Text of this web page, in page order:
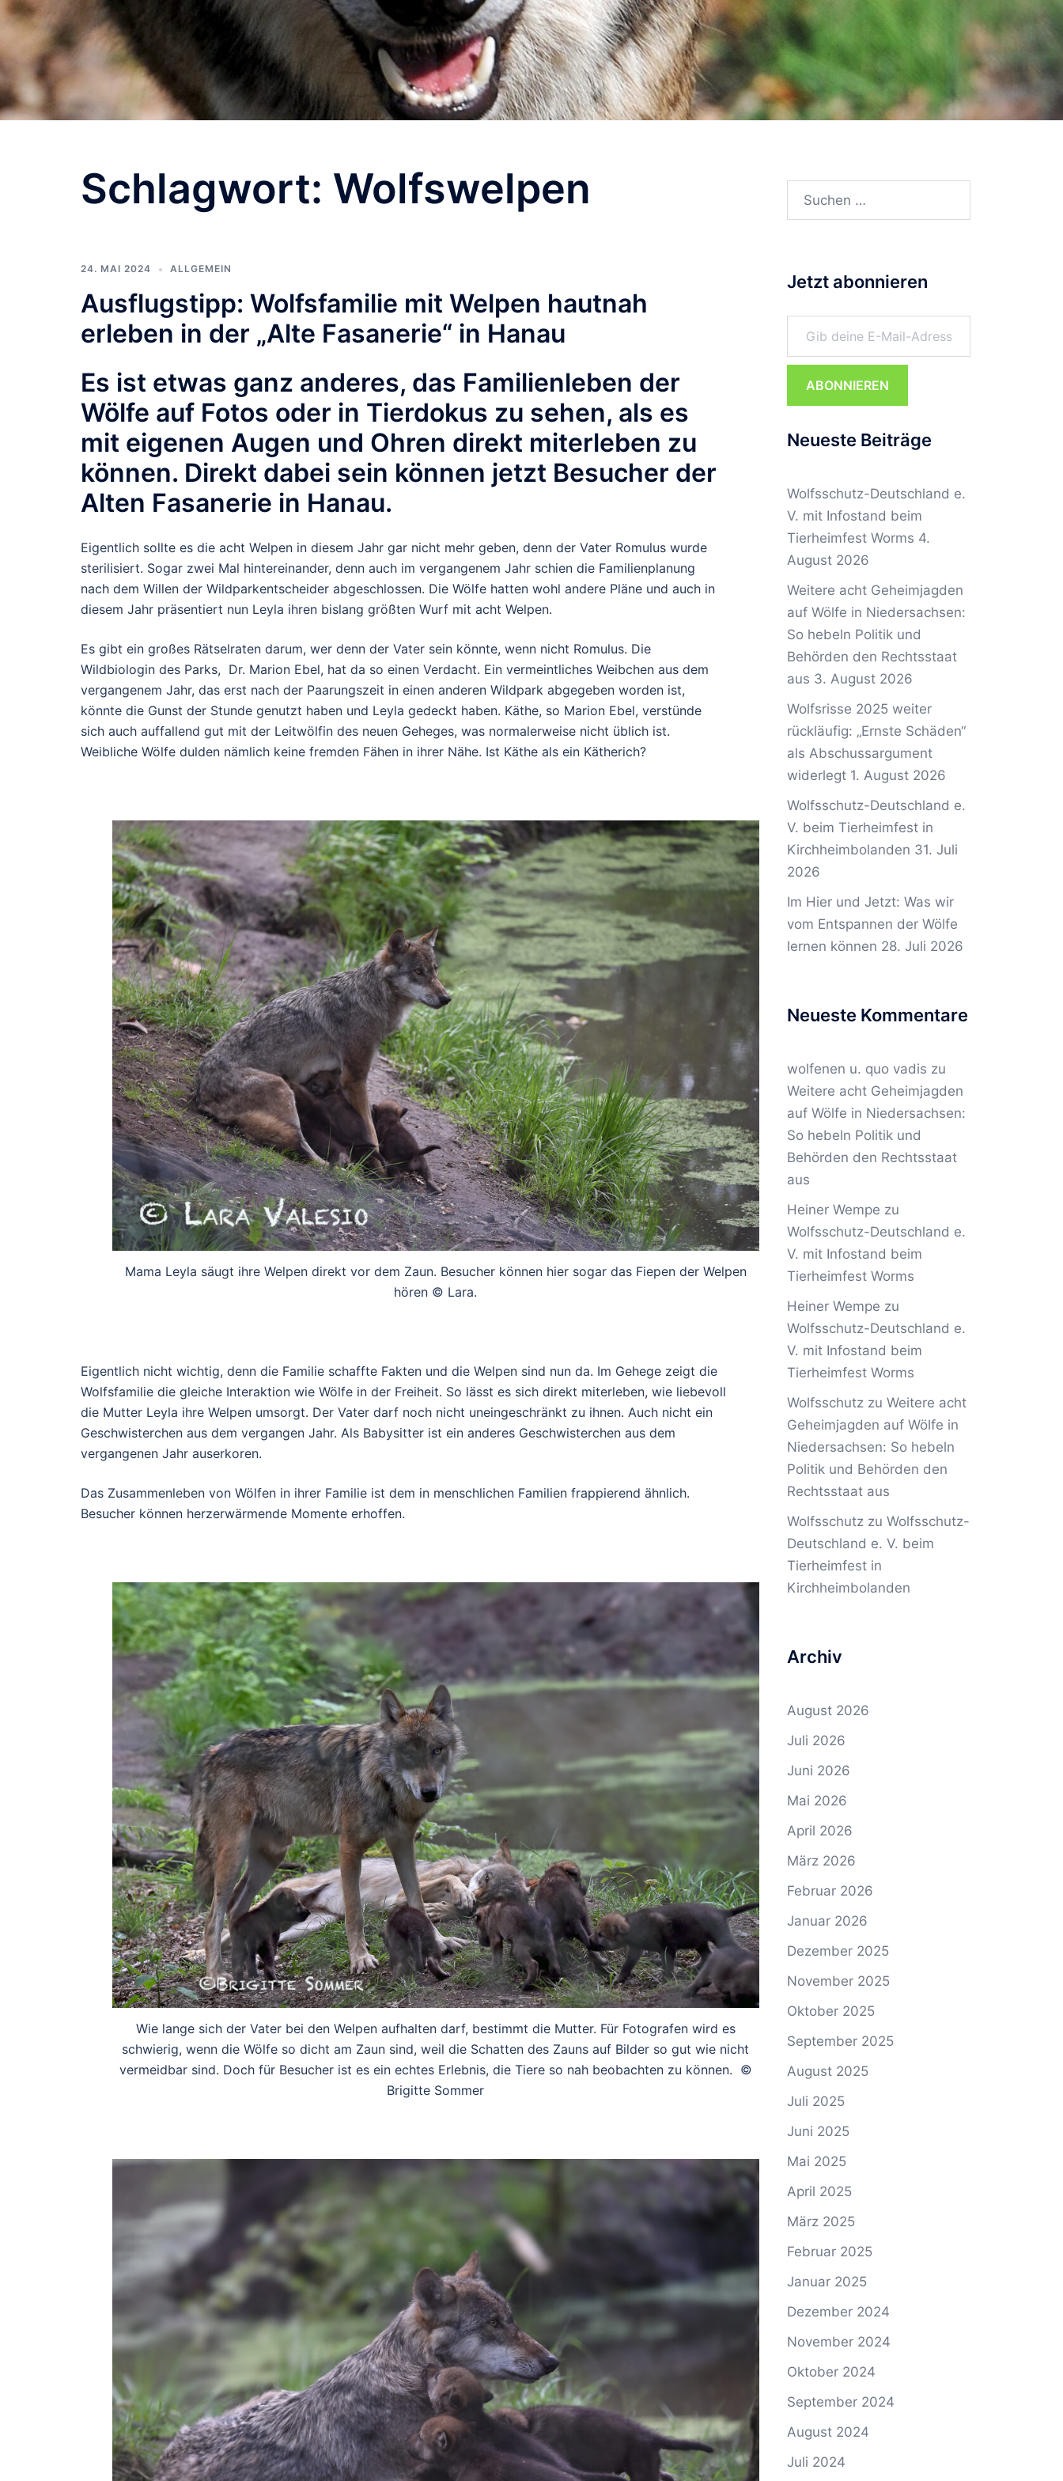
Schlagwort: Wolfswelpen
24. MAI 2024 ALLGEMEIN
Ausflugstipp: Wolfsfamilie mit Welpen hautnah
erleben in der „Alte Fasanerie“ in Hanau
Es ist etwas ganz anderes, das Familienleben der
Wölfe auf Fotos oder in Tierdokus zu sehen, als es
mit eigenen Augen und Ohren direkt miterleben zu
können. Direkt dabei sein können jetzt Besucher der
Alten Fasanerie in Hanau.
Eigentlich sollte es die acht Welpen in diesem Jahr gar nicht mehr geben, denn der Vater Romulus wurde
sterilisiert. Sogar zwei Mal hintereinander, denn auch im vergangenem Jahr schien die Familienplanung
nach dem Willen der Wildparkentscheider abgeschlossen. Die Wölfe hatten wohl andere Pläne und auch in
diesem Jahr präsentiert nun Leyla ihren bislang größten Wurf mit acht Welpen.
Es gibt ein großes Rätselraten darum, wer denn der Vater sein könnte, wenn nicht Romulus. Die
Wildbiologin des Parks, Dr. Marion Ebel, hat da so einen Verdacht. Ein vermeintliches Weibchen aus dem
vergangenem Jahr, das erst nach der Paarungszeit in einen anderen Wildpark abgegeben worden ist,
könnte die Gunst der Stunde genutzt haben und Leyla gedeckt haben. Käthe, so Marion Ebel, verstünde
sich auch auffallend gut mit der Leitwölfin des neuen Geheges, was normalerweise nicht üblich ist.
Weibliche Wölfe dulden nämlich keine fremden Fähen in ihrer Nähe. Ist Käthe als ein Kätherich?
Mama Leyla säugt ihre Welpen direkt vor dem Zaun. Besucher können hier sogar das Fiepen der Welpen
hören © Lara.
Eigentlich nicht wichtig, denn die Familie schaffte Fakten und die Welpen sind nun da. Im Gehege zeigt die
Wolfsfamilie die gleiche Interaktion wie Wölfe in der Freiheit. So lässt es sich direkt miterleben, wie liebevoll
die Mutter Leyla ihre Welpen umsorgt. Der Vater darf noch nicht uneingeschränkt zu ihnen. Auch nicht ein
Geschwisterchen aus dem vergangen Jahr. Als Babysitter ist ein anderes Geschwisterchen aus dem
vergangenen Jahr auserkoren.
Das Zusammenleben von Wölfen in ihrer Familie ist dem in menschlichen Familien frappierend ähnlich.
Besucher können herzerwärmende Momente erhoffen.
Wie lange sich der Vater bei den Welpen aufhalten darf, bestimmt die Mutter. Für Fotografen wird es
schwierig, wenn die Wölfe so dicht am Zaun sind, weil die Schatten des Zauns auf Bilder so gut wie nicht
vermeidbar sind. Doch für Besucher ist es ein echtes Erlebnis, die Tiere so nah beobachten zu können. ©
Brigitte Sommer
Suchen
Jetzt abonnieren
Gib deine E-Mail-Adresse ein ...
ABONNIEREN
Neueste Beiträge
Wolfsschutz-Deutschland e.
V. mit Infostand beim
Tierheimfest Worms 4.
August 2026
Weitere acht Geheimjagden
auf Wölfe in Niedersachsen:
So hebeln Politik und
Behörden den Rechtsstaat
aus 3. August 2026
Wolfsrisse 2025 weiter
rückläufig: „Ernste Schäden“
als Abschussargument
widerlegt 1. August 2026
Wolfsschutz-Deutschland e.
V. beim Tierheimfest in
Kirchheimbolanden 31. Juli
2026
Im Hier und Jetzt: Was wir
vom Entspannen der Wölfe
lernen können 28. Juli 2026
Neueste Kommentare
wolfenen u. quo vadis zu
Weitere acht Geheimjagden
auf Wölfe in Niedersachsen:
So hebeln Politik und
Behörden den Rechtsstaat
aus
Heiner Wempe zu
Wolfsschutz-Deutschland e.
V. mit Infostand beim
Tierheimfest Worms
Heiner Wempe zu
Wolfsschutz-Deutschland e.
V. mit Infostand beim
Tierheimfest Worms
Wolfsschutzzu Weitere acht
Geheimjagden auf Wölfe in
Niedersachsen: So hebeln
Politik und Behörden den
Rechtsstaat aus
Wolfsschutzzu Wolfsschutz-
Deutschland e. V. beim
Tierheimfest in
Kirchheimbolanden
Archiv
August 2026
Juli 2026
Juni 2026
Mai 2026
April 2026
März 2026
Februar 2026
Januar 2026
Dezember 2025
November 2025
Oktober 2025
September 2025
August 2025
Juli 2025
Juni 2025
Mai 2025
April 2025
März 2025
Februar 2025
Januar 2025
Dezember 2024
November 2024
Oktober 2024
September 2024
August 2024
Juli 2024